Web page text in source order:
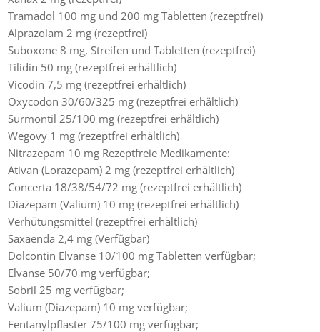
Tramadol 100 mg und 200 mg Tabletten (rezeptfrei)
Alprazolam 2 mg (rezeptfrei)
Suboxone 8 mg, Streifen und Tabletten (rezeptfrei)
Tilidin 50 mg (rezeptfrei erhältlich)
Vicodin 7,5 mg (rezeptfrei erhältlich)
Oxycodon 30/60/325 mg (rezeptfrei erhältlich)
Surmontil 25/100 mg (rezeptfrei erhältlich)
Wegovy 1 mg (rezeptfrei erhältlich)
Nitrazepam 10 mg Rezeptfreie Medikamente:
Ativan (Lorazepam) 2 mg (rezeptfrei erhältlich)
Concerta 18/38/54/72 mg (rezeptfrei erhältlich)
Diazepam (Valium) 10 mg (rezeptfrei erhältlich)
Verhütungsmittel (rezeptfrei erhältlich)
Saxaenda 2,4 mg (Verfügbar)
Dolcontin Elvanse 10/100 mg Tabletten verfügbar;
Elvanse 50/70 mg verfügbar;
Sobril 25 mg verfügbar;
Valium (Diazepam) 10 mg verfügbar;
Fentanylpflaster 75/100 mg verfügbar;